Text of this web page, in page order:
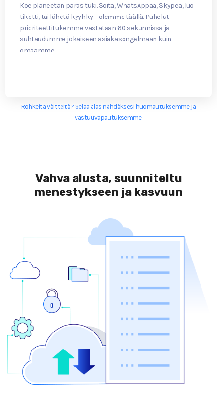
Koe planeetan paras tuki. Soita, WhatsAppaa, Skypea, luo
tiketti, tai lähetä kyyhky – olemme täällä. Puhelut
prioriteettitukemme vastataan 60 sekunnissa ja
suhtaudumme jokaiseen asiakasongelmaan kuin
omaamme.
Rohkeita väitteitä? Selaa alas nähdäksesi huomautuksemme ja
vastuuvapautuksemme.
Vahva alusta, suunniteltu
menestykseen ja kasvuun